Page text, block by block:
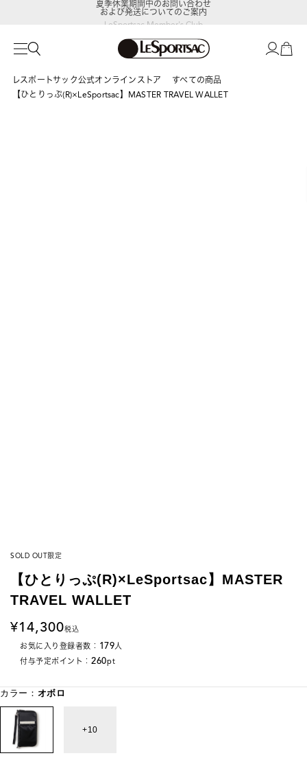
LeSportsac Member's Club
ポイントアップキャンペーン開催中
および発送についてのご案内
レスポートサック公式オンラインストア
すべての商品
【ひとりっぷ(R)×LeSportsac】MASTER TRAVEL WALLET
SOLD OUT限定
【ひとりっぷ(R)×LeSportsac】MASTER
TRAVEL WALLET
14,300税込
お気に入り登録者数： 179人
付与予定ポイント： 260pt
カラー： オボロ
10